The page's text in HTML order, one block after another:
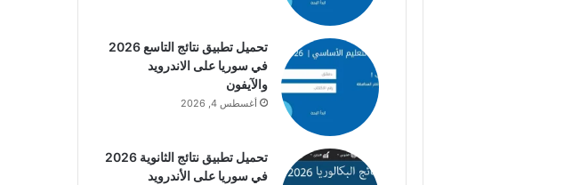
تحميل تطبيق نتائج التاسع 2026
في سوريا على الاندرويد
والآيفون
أغسطس 4, 2026
تحميل تطبيق نتائج الثانوية 2026
في سوريا على الأندرويد